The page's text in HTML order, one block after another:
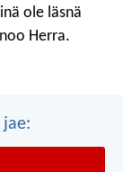
ole läsnä
Herra.